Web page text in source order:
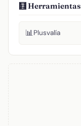
🧮 Herramientas
📊Plusvalía